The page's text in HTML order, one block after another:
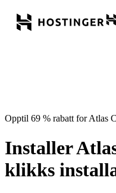
Opptil 69 % rabatt for Atlas
Installer
klikks